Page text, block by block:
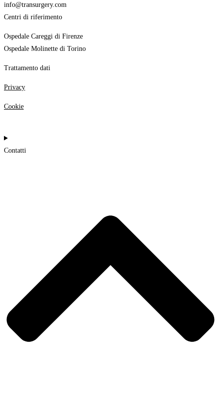
info@transurgery.com
Centri di riferimento
Ospedale Careggi di Firenze
Ospedale Molinette di Torino
Trattamento dati
Privacy
Cookie
Contatti